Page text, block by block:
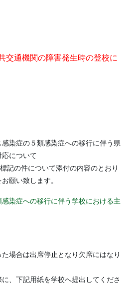
交通機関の障害発生時の登校に
染症の５類感染症への移行に伴う県
について
記の件について添付の内容のとおり
願い致します。
感染症への移行に伴う学校における主
場合は出席停止となり欠席にはなり
、下記用紙を学校へ提出してくださ